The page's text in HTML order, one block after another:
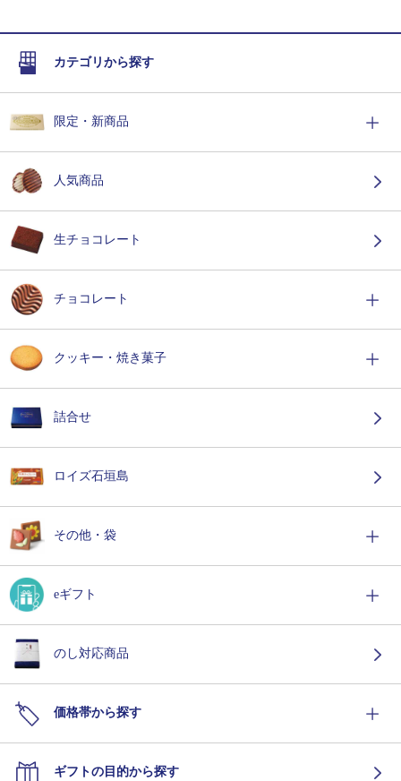
カテゴリから探す
限定・新商品
人気商品
生チョコレート
チョコレート
クッキー・焼き菓子
詰合せ
ロイズ石垣島
その他・袋
eギフト
のし対応商品
価格帯から探す
ギフトの目的から探す